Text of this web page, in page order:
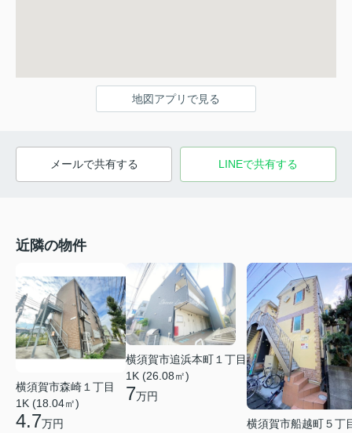
地図アプリで見る
メールで共有する LINEで共有する
近隣の物件
横須賀市森崎１丁目
1K (18.04㎡)
4.7万円
横須賀市追浜本町１丁目
1K (26.08㎡)
7万円
横須賀市船越町５丁